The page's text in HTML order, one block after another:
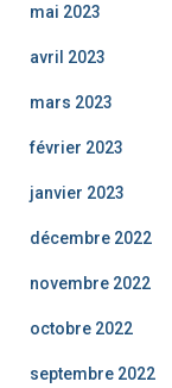
mai 2023
avril 2023
mars 2023
février 2023
janvier 2023
décembre 2022
novembre 2022
octobre 2022
septembre 2022